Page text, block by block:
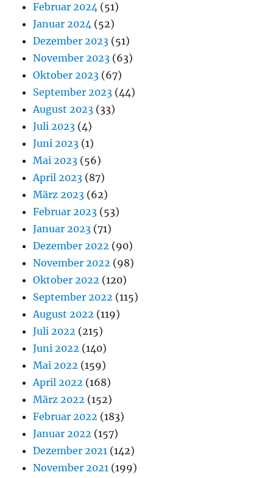
Februar 2024 (51)
Januar 2024 (52)
Dezember 2023 (51)
November 2023 (63)
Oktober 2023 (67)
September 2023 (44)
August 2023 (33)
Juli 2023 (4)
Juni 2023 (1)
Mai 2023 (56)
April 2023 (87)
März 2023 (62)
Februar 2023 (53)
Januar 2023 (71)
Dezember 2022 (90)
November 2022 (98)
Oktober 2022 (120)
September 2022 (115)
August 2022 (119)
Juli 2022 (215)
Juni 2022 (140)
Mai 2022 (159)
April 2022 (168)
März 2022 (152)
Februar 2022 (183)
Januar 2022 (157)
Dezember 2021 (142)
November 2021 (199)